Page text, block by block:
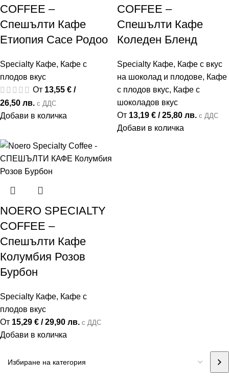
COFFEE –
Спешълти Кафе
Етиопия Сасе Родоо
Specialty Кафе, Кафе с
плодов вкус
От 13,55 € /
26,50 лв. с ДДС
Добави в количка
COFFEE –
Спешълти Кафе
Коледен Бленд
Specialty Кафе, Кафе с вкус
на шоколад и плодове, Кафе
с плодов вкус, Кафе с
шоколадов вкус
От 13,19 € / 25,80 лв. с ДДС
Добави в количка
NOERO SPECIALTY
COFFEE –
Спешълти Кафе
Колумбия Розов
Бурбон
Specialty Кафе, Кафе с
плодов вкус
От 15,29 € / 29,90 лв. с ДДС
Добави в количка